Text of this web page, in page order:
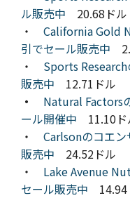
ル販売中 20.68ドル
・ California Gold
引でセール販売中
・ Sports
販売中 12.71ドル
・
Natural Factors
ール開催中 11.10ド
・ Carlsonのコエ
販売中 24.52ドル
・ Lake Avenue
セール販売中 14.94